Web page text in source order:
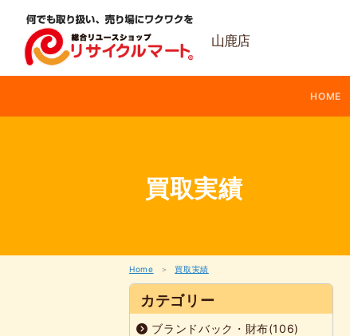
山鹿店
HOME
買取実績
Home 買取実績
カテゴリー
ブランドバック・財布(106)